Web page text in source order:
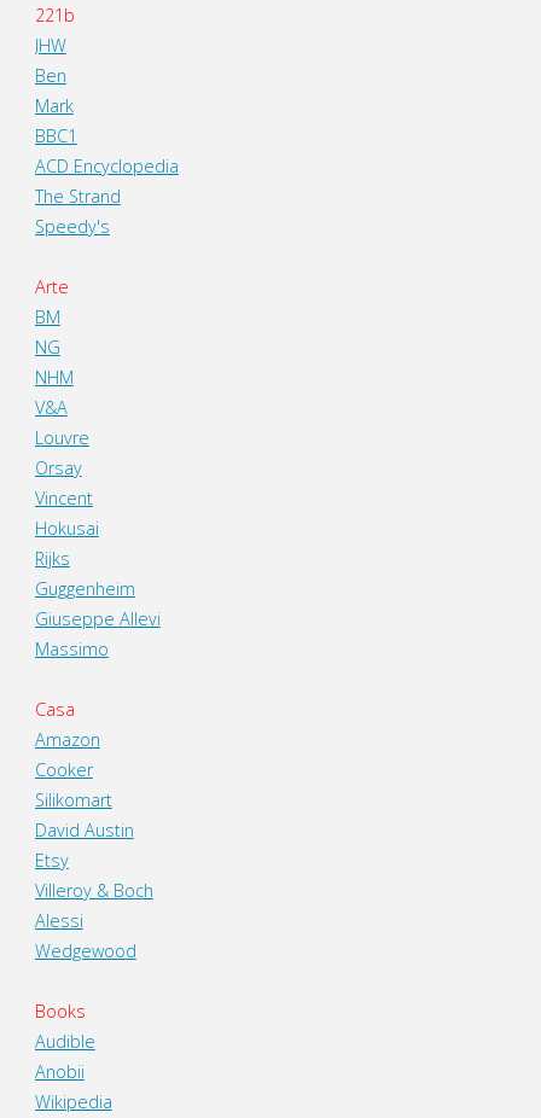
221b
JHW
Ben
Mark
BBC1
ACD Encyclopedia
The Strand
Speedy's
Arte
BM
NG
NHM
V&A
Louvre
Orsay
Vincent
Hokusai
Rijks
Guggenheim
Giuseppe Allevi
Massimo
Casa
Amazon
Cooker
Silikomart
David Austin
Etsy
Villeroy & Boch
Alessi
Wedgewood
Books
Audible
Anobii
Wikipedia